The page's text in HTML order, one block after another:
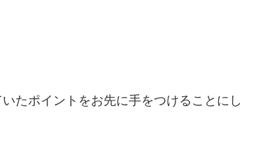
たポイントをお先に手をつけることにし